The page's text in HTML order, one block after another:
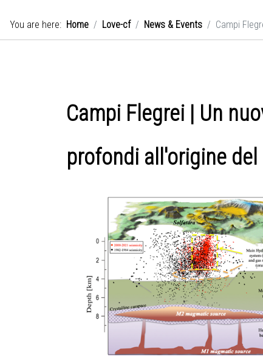
You are here: Home Love-cf News & Events Campi
Campi Flegrei | Un
profondi all'origine